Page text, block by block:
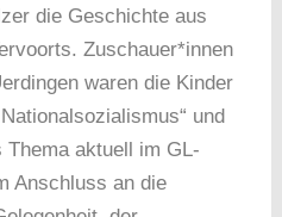
die Geschichte aus
Zuschauer*innen
waren die Kinder
und
aktuell im GL-
Anschluss an die